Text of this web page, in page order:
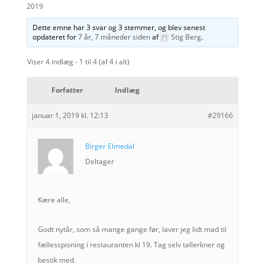
2019
Dette emne har 3 svar og 3 stemmer, og blev senest
opdateret for7 år, 7 måneder sidenaf Stig Berg.
Viser 4 indlæg - 1 til 4 (af 4 i alt)
Forfatter Indlæg
januar 1, 2019 kl. 12:13 #29166
Birger Elmedal
Deltager
Kære alle,
Godt nytår, som så mange gange før, laver jeg lidt mad til
fællesspisning i restauranten kl 19. Tag selv tallerkner og
bestik med.